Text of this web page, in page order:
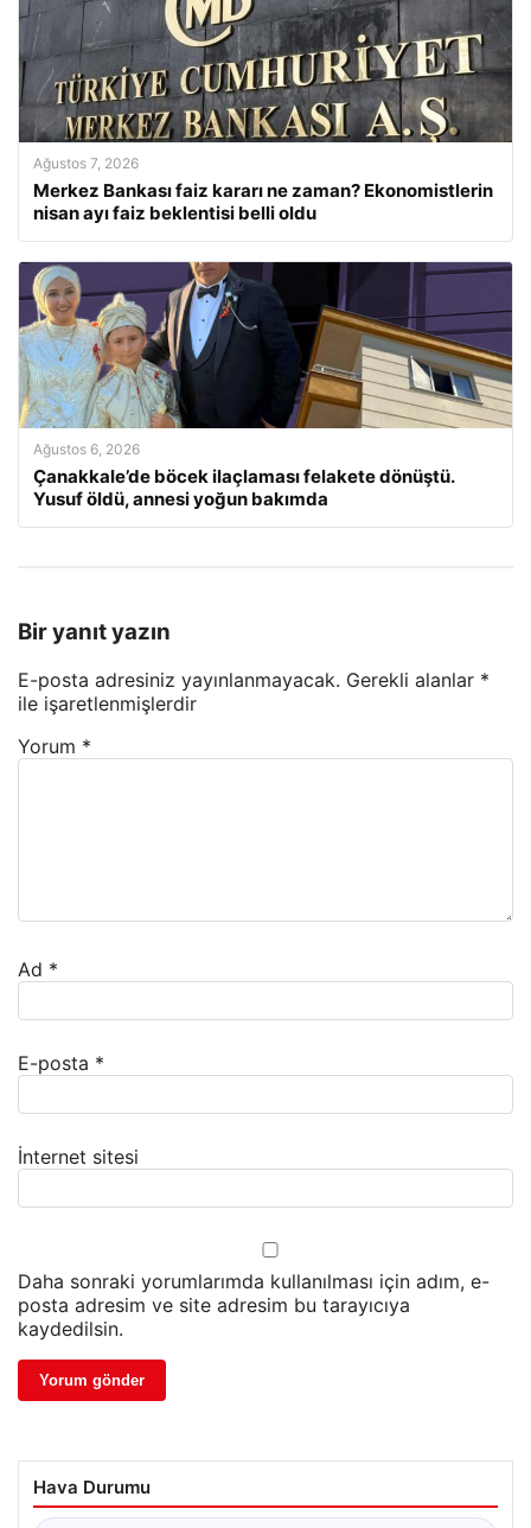
Ağustos 7, 2026
Merkez Bankası faiz kararı ne zaman? Ekonomistlerin
nisan ayı faiz beklentisi belli oldu
Ağustos 6, 2026
Çanakkale’de böcek ilaçlaması felakete dönüştü.
Yusuf öldü, annesi yoğun bakımda
Bir yanıt yazın
E-posta adresiniz yayınlanmayacak. Gerekli alanlar *
ile işaretlenmişlerdir
Yorum *
Ad *
E-posta *
İnternet sitesi
Daha sonraki yorumlarımda kullanılması için adım, e-
posta adresim ve site adresim bu tarayıcıya
kaydedilsin.
Hava Durumu